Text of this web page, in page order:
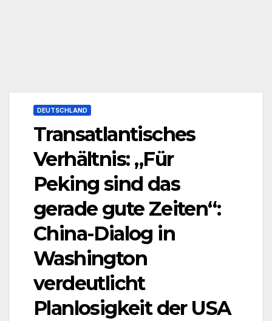
DEUTSCHLAND
Transatlantisches
Verhältnis: „Für
Peking sind das
gerade gute Zeiten“:
China-Dialog in
Washington
verdeutlicht
Planlosigkeit der USA